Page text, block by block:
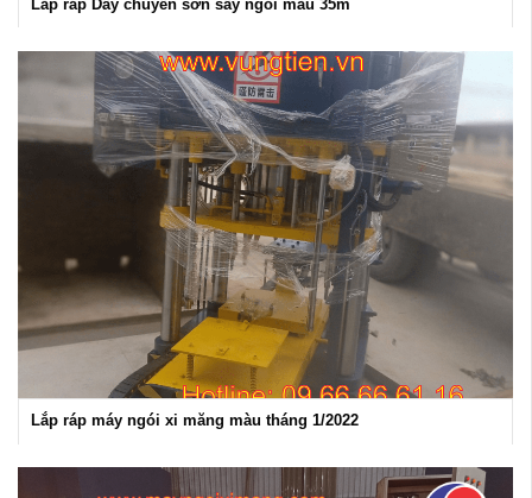
Lắp ráp Dây chuyền sơn sấy ngói màu 35m
Lắp ráp máy ngói xi măng màu tháng 1/2022